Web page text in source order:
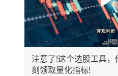
注意了!这个选股工具
刻领取量化指标!